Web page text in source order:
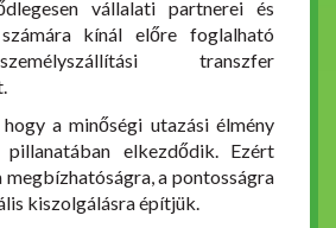
vállalati partnerei és
kínál előre foglalható
transzfer
a minőségi utazási élmény
elkezdődik. Ezért
a pontosságra
kiszolgálásra építjük.